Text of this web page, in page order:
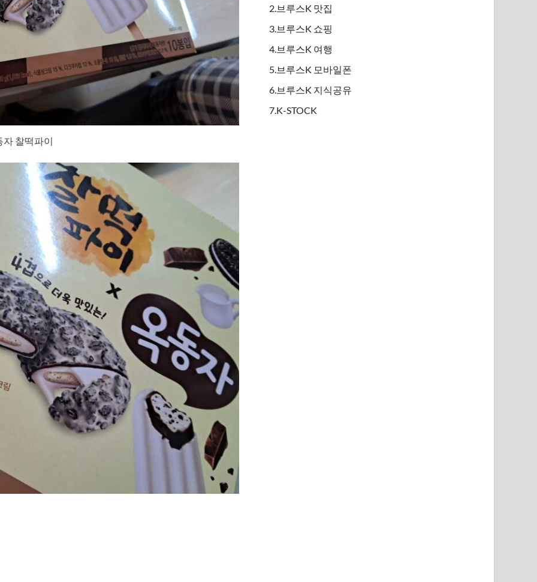
자 찰떡파이
2.브루스K 맛집
3.브루스K 쇼핑
4.브루스K 여행
5.브루스K 모바일폰
6.브루스K 지식공유
7.K-STOCK